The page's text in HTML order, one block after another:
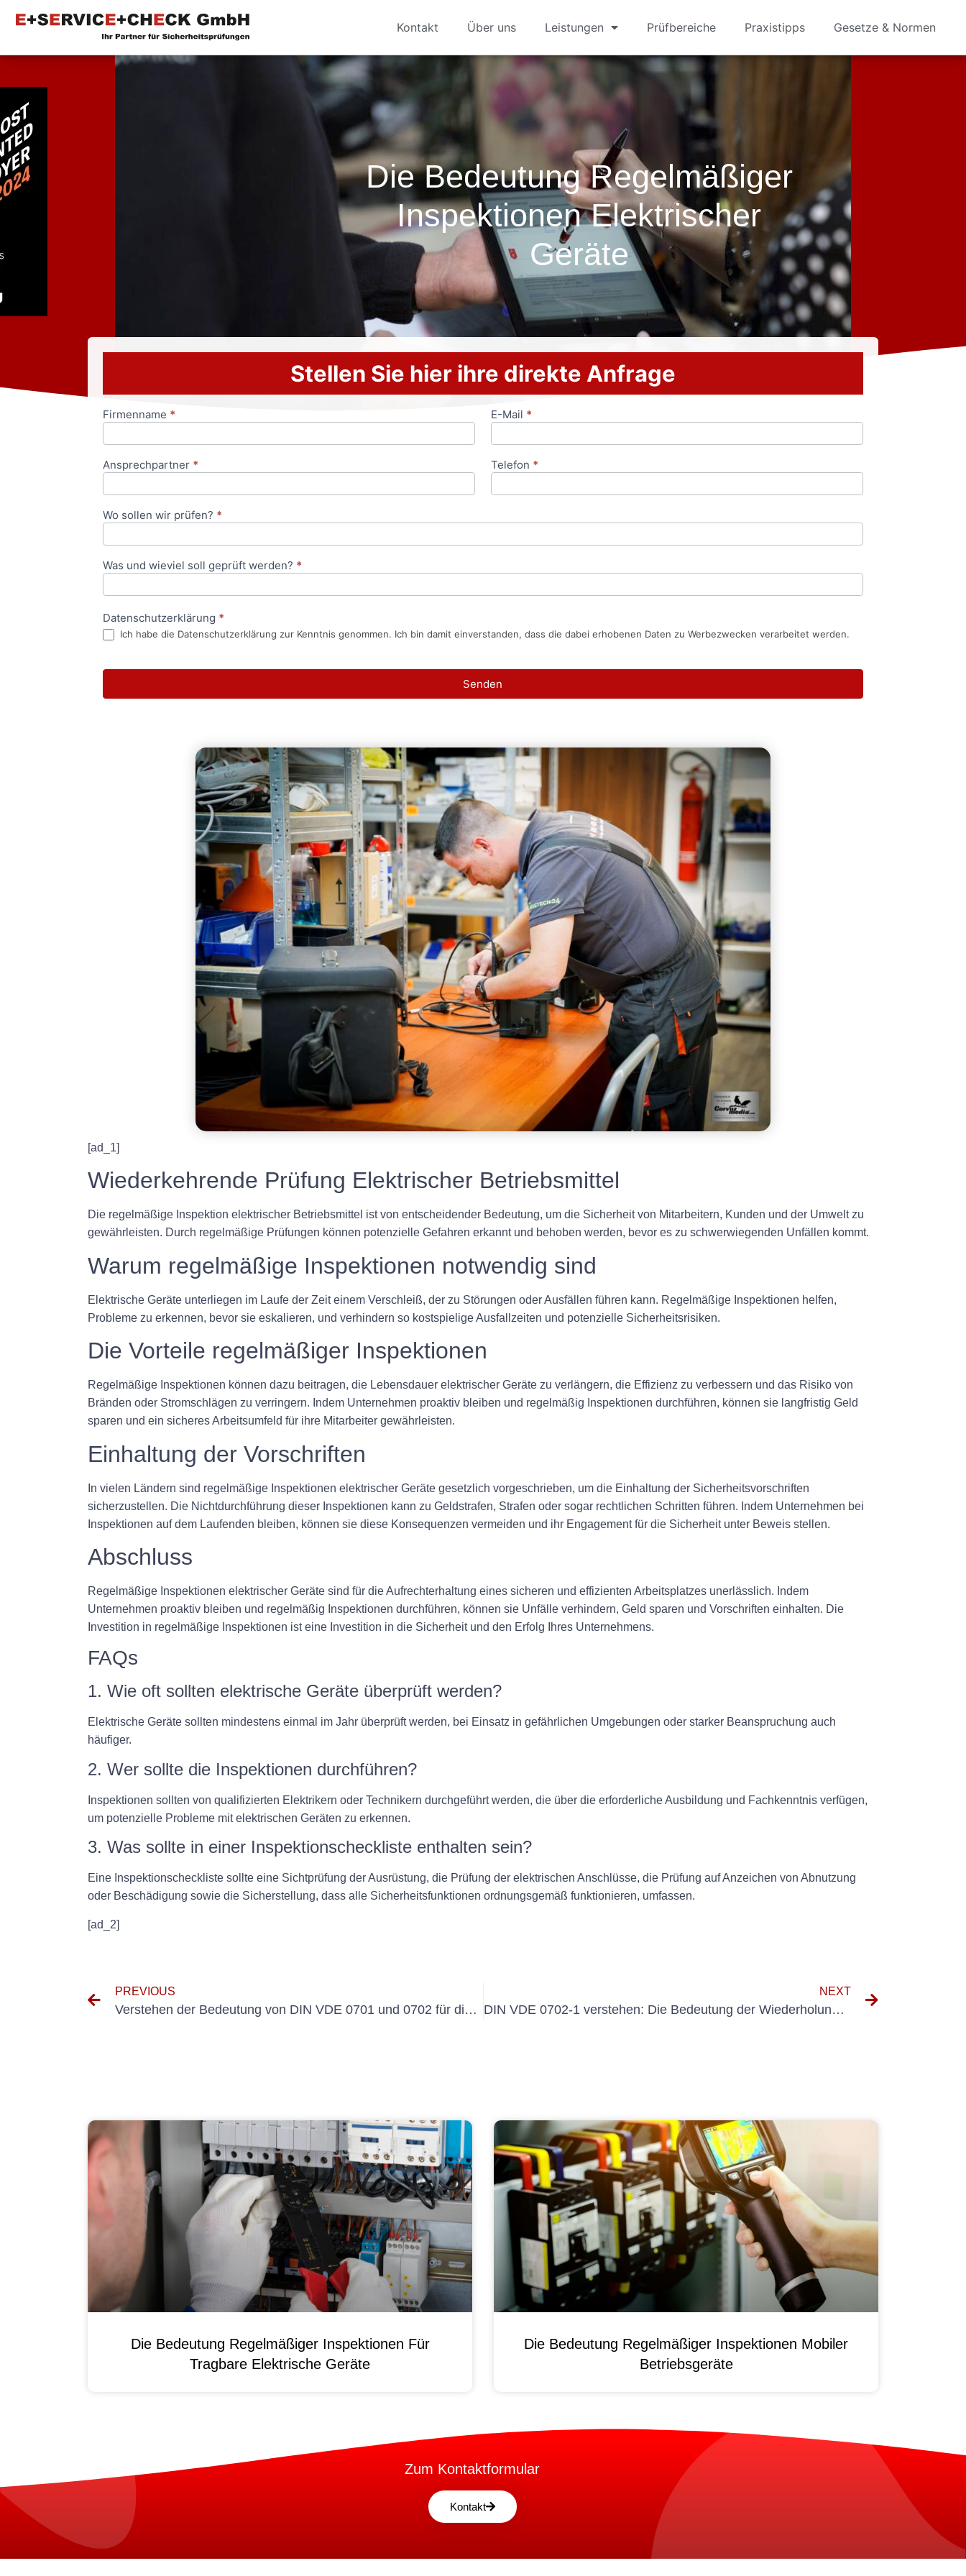
Kontakt Über uns Leistungen Prüfbereiche Praxistipps Gesetze & Normen
Die Bedeutung Regelmäßiger
Inspektionen Elektrischer
Geräte
Stellen Sie hier ihre direkte Anfrage
Anfrageformular
Firmenname * E-Mail *
Ansprechpartner * Telefon *
Wo sollen wir prüfen? *
Was und wieviel soll geprüft werden? *
Datenschutzerklärung *
Ich habe die Datenschutzerklärung zur Kenntnis genommen. Ich bin damit einverstanden, dass die dabei erhobenen Daten zu Werbezwecken verarbeitet werden.
Senden
[ad_1]
Wiederkehrende Prüfung Elektrischer Betriebsmittel
Die regelmäßige Inspektion elektrischer Betriebsmittel ist von entscheidender Bedeutung, um die Sicherheit von Mitarbeitern, Kunden und der Umwelt zu
gewährleisten. Durch regelmäßige Prüfungen können potenzielle Gefahren erkannt und behoben werden, bevor es zu schwerwiegenden Unfällen kommt.
Warum regelmäßige Inspektionen notwendig sind
Elektrische Geräte unterliegen im Laufe der Zeit einem Verschleiß, der zu Störungen oder Ausfällen führen kann. Regelmäßige Inspektionen helfen,
Probleme zu erkennen, bevor sie eskalieren, und verhindern so kostspielige Ausfallzeiten und potenzielle Sicherheitsrisiken.
Die Vorteile regelmäßiger Inspektionen
Regelmäßige Inspektionen können dazu beitragen, die Lebensdauer elektrischer Geräte zu verlängern, die Effizienz zu verbessern und das Risiko von
Bränden oder Stromschlägen zu verringern. Indem Unternehmen proaktiv bleiben und regelmäßig Inspektionen durchführen, können sie langfristig Geld
sparen und ein sicheres Arbeitsumfeld für ihre Mitarbeiter gewährleisten.
Einhaltung der Vorschriften
In vielen Ländern sind regelmäßige Inspektionen elektrischer Geräte gesetzlich vorgeschrieben, um die Einhaltung der Sicherheitsvorschriften
sicherzustellen. Die Nichtdurchführung dieser Inspektionen kann zu Geldstrafen, Strafen oder sogar rechtlichen Schritten führen. Indem Unternehmen bei
Inspektionen auf dem Laufenden bleiben, können sie diese Konsequenzen vermeiden und ihr Engagement für die Sicherheit unter Beweis stellen.
Abschluss
Regelmäßige Inspektionen elektrischer Geräte sind für die Aufrechterhaltung eines sicheren und effizienten Arbeitsplatzes unerlässlich. Indem
Unternehmen proaktiv bleiben und regelmäßig Inspektionen durchführen, können sie Unfälle verhindern, Geld sparen und Vorschriften einhalten. Die
Investition in regelmäßige Inspektionen ist eine Investition in die Sicherheit und den Erfolg Ihres Unternehmens.
FAQs
1. Wie oft sollten elektrische Geräte überprüft werden?
Elektrische Geräte sollten mindestens einmal im Jahr überprüft werden, bei Einsatz in gefährlichen Umgebungen oder starker Beanspruchung auch
häufiger.
2. Wer sollte die Inspektionen durchführen?
Inspektionen sollten von qualifizierten Elektrikern oder Technikern durchgeführt werden, die über die erforderliche Ausbildung und Fachkenntnis verfügen,
um potenzielle Probleme mit elektrischen Geräten zu erkennen.
3. Was sollte in einer Inspektionscheckliste enthalten sein?
Eine Inspektionscheckliste sollte eine Sichtprüfung der Ausrüstung, die Prüfung der elektrischen Anschlüsse, die Prüfung auf Anzeichen von Abnutzung
oder Beschädigung sowie die Sicherstellung, dass alle Sicherheitsfunktionen ordnungsgemäß funktionieren, umfassen.
[ad_2]
PREVIOUS
Verstehen der Bedeutung von DIN VDE 0701 und 0702 für die Einhaltung der elektrischen Sicherheit
NEXT
DIN VDE 0702-1 verstehen: Die Bedeutung der Wiederholungsprüfung elektrischer Geräte
Die Bedeutung Regelmäßiger Inspektionen Für
Tragbare Elektrische Geräte
Die Bedeutung Regelmäßiger Inspektionen Mobiler
Betriebsgeräte
Zum Kontaktformular
Kontakt